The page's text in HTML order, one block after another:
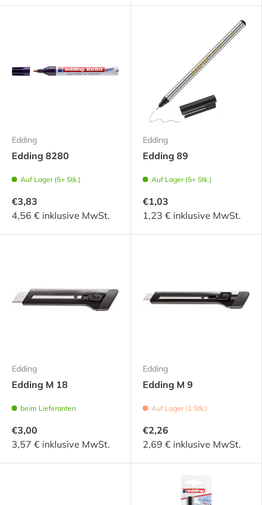
Edding
Edding 8280
Auf Lager (5+ Stk.)
€3,83
4,56 € inklusive MwSt.
Edding
Edding 89
Auf Lager (5+ Stk.)
€1,03
1,23 € inklusive MwSt.
Edding
Edding M 18
beim Lieferanten
€3,00
3,57 € inklusive MwSt.
Edding
Edding M 9
Auf Lager (1 Stk.)
€2,26
2,69 € inklusive MwSt.